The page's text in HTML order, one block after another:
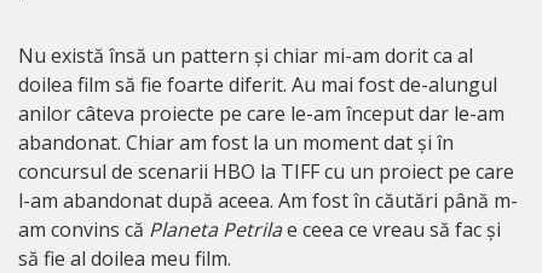
Nu există însă un pattern și chiar mi-am dorit ca al
doilea film să fie foarte diferit. Au mai fost de-alungul
anilor câteva proiecte pe care le-am început dar le-am
abandonat. Chiar am fost la un moment dat și în
concursul de scenarii HBO la TIFF cu un proiect pe care
l-am abandonat după aceea. Am fost în căutări până m-
am convins că Planeta Petrilae ceea ce vreau să fac și
să fie al doilea meu film.